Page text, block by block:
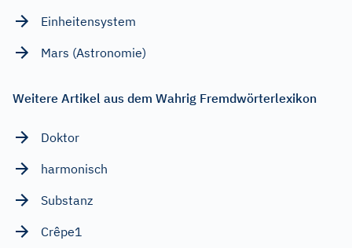
Einheitensystem
Mars (Astronomie)
Weitere Artikel aus dem Wahrig Fremdwörterlexikon
Doktor
harmonisch
Substanz
Crêpe1